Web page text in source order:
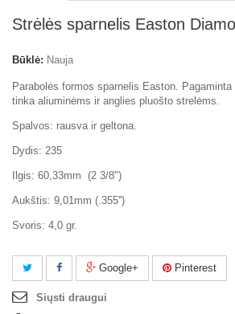
Strėlės sparnelis Easton
Būklė: Nauja
Parabolės formos sparnelis Easton.
tinka aliuminėms ir anglies pluošto strelėms.
Spalvos: rausva ir geltona.
Dydis: 235
Ilgis: 60,33mm (2 3/8")
Aukštis: 9,01mm (.355'')
Svoris: 4,0 gr.
Google+ Pinterest
Siųsti draugui